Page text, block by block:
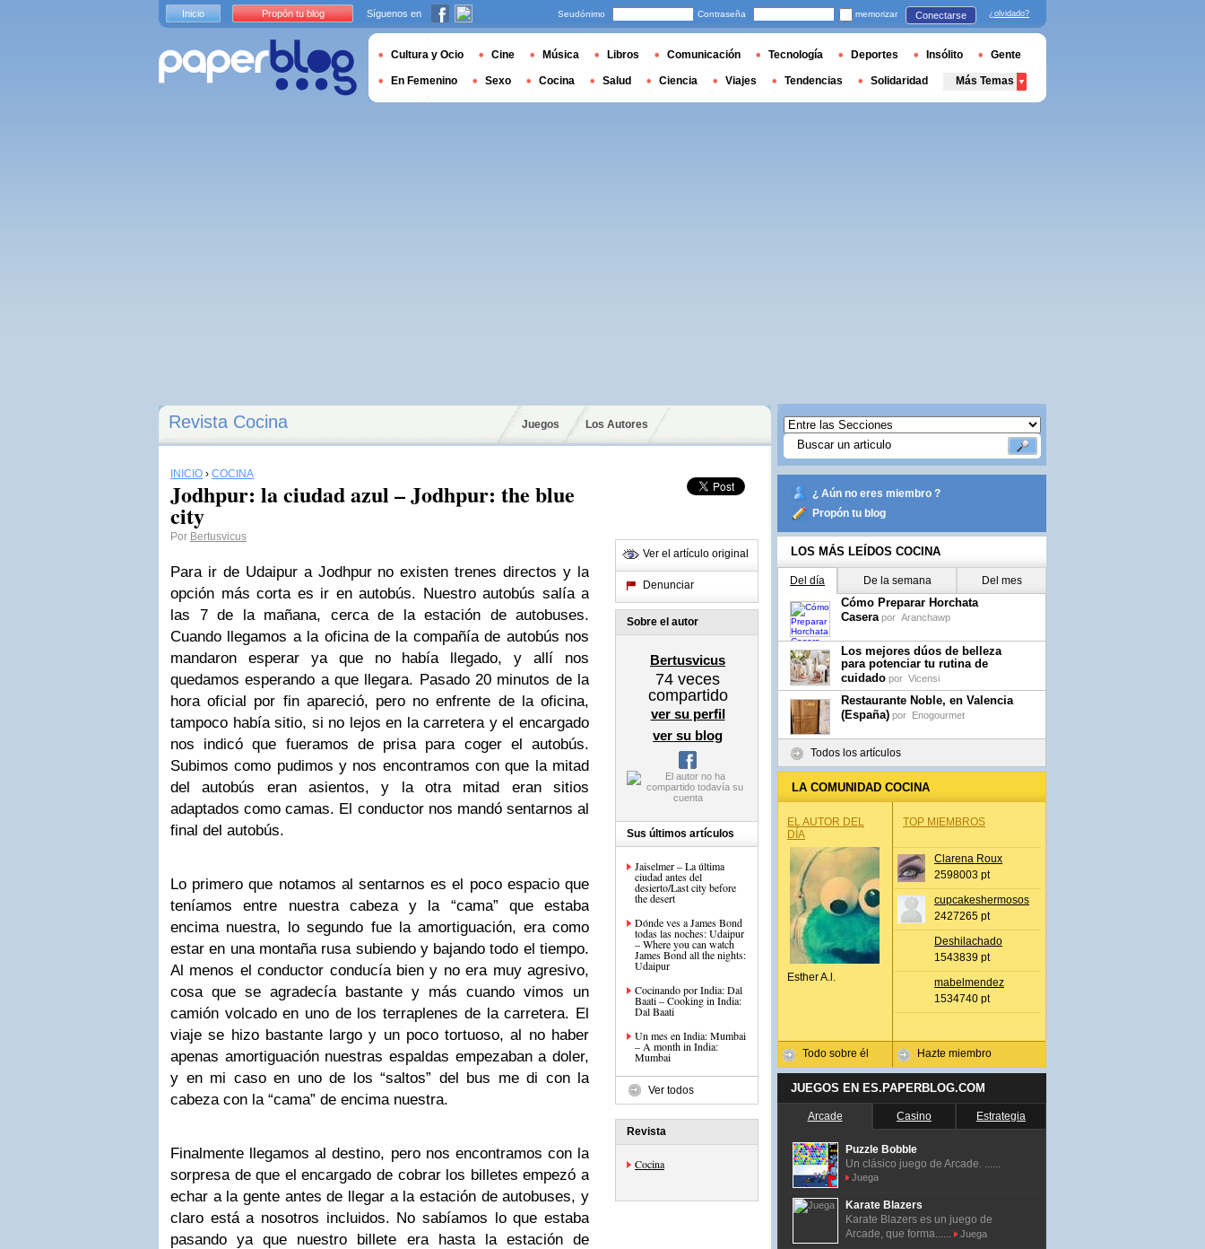
Revista Cocina Juegos Los Autores
INICIO › COCINA
Jodhpur: la ciudad azul – Jodhpur: the blue
city
Por Bertusvicus
Para ir de Udaipur a Jodhpur no existen trenes directos y la
opción más corta es ir en autobús. Nuestro autobús salía a
las 7 de la mañana, cerca de la estación de autobuses.
Cuando llegamos a la oficina de la compañía de autobús nos
mandaron esperar ya que no había llegado, y allí nos
quedamos esperando a que llegara. Pasado 20 minutos de la
hora oficial por fin apareció, pero no enfrente de la oficina,
tampoco había sitio, si no lejos en la carretera y el encargado
nos indicó que fueramos de prisa para coger el autobús.
Subimos como pudimos y nos encontramos con que la mitad
del autobús eran asientos, y la otra mitad eran sitios
adaptados como camas. El conductor nos mandó sentarnos al
final del autobús.
Lo primero que notamos al sentarnos es el poco espacio que
teníamos entre nuestra cabeza y la “cama” que estaba
encima nuestra, lo segundo fue la amortiguación, era como
estar en una montaña rusa subiendo y bajando todo el tiempo.
Al menos el conductor conducía bien y no era muy agresivo,
cosa que se agradecía bastante y más cuando vimos un
camión volcado en uno de los terraplenes de la carretera. El
viaje se hizo bastante largo y un poco tortuoso, al no haber
apenas amortiguación nuestras espaldas empezaban a doler,
y en mi caso en uno de los “saltos” del bus me di con la
cabeza con la “cama” de encima nuestra.
Finalmente llegamos al destino, pero nos encontramos con la
sorpresa de que el encargado de cobrar los billetes empezó a
echar a la gente antes de llegar a la estación de autobuses, y
claro está a nosotros incluidos. No sabíamos lo que estaba
pasando ya que nuestro billete era hasta la estación de
Ver el artículo original
Denunciar
Sobre el autor
Bertusvicus
74 veces
compartido
ver su perfil
ver su blog
Sus últimos artículos
Jaiselmer – La última
ciudad antes del
desierto/Last city before
the desert
Dónde ves a James Bond
todas las noches: Udaipur
– Where you can watch
James Bond all the nights:
Udaipur
Cocinando por India: Dal
Baati – Cooking in India:
Dal Baati
Un mes en India: Mumbai
– A month in India:
Mumbai
Ver todos
Revista
Cocina
¿ Aún no eres miembro ?
Propón tu blog
LOS MÁS LEÍDOS COCINA
Del día De la semana Del mes
Cómo Preparar Horchata
Casera por Aranchawp
Los mejores dúos de belleza
para potenciar tu rutina de
cuidado por Vicensi
Restaurante Noble, en Valencia
(España) por Enogourmet
Todos los artículos
LA COMUNIDAD COCINA
EL AUTOR DEL
DÍA
Esther A.l.
Todo sobre él
TOP MIEMBROS
Clarena Roux
2598003 pt
cupcakeshermosos
2427265 pt
Deshilachado
1543839 pt
mabelmendez
1534740 pt
Hazte miembro
JUEGOS EN ES.PAPERBLOG.COM
Arcade Casino Estrategia
Puzzle Bobble
Un clásico juego de Arcade. ......
Juega
Karate Blazers
Karate Blazers es un juego de
Arcade, que forma......
Juega
Inicio Propón tu blog Síguenos en Seudónimo Contraseña memorizar Conectarse ¿olvidado?
Cultura y Ocio Cine Música Libros Comunicación Tecnología Deportes Insólito Gente
En Femenino Sexo Cocina Salud Ciencia Viajes Tendencias Solidaridad Más Temas